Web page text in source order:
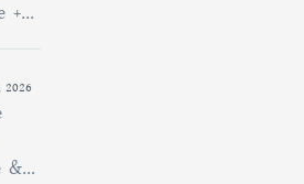
+...
2026
&...